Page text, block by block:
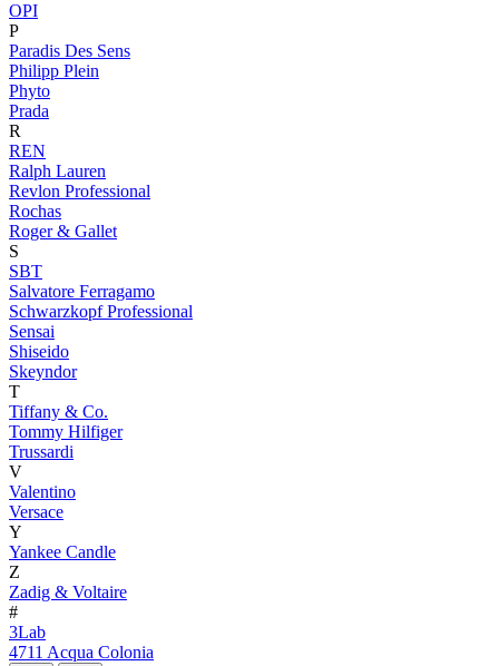
OPI
P
Paradis Des Sens
Philipp Plein
Phyto
Prada
R
REN
Ralph Lauren
Revlon Professional
Rochas
Roger & Gallet
S
SBT
Salvatore Ferragamo
Schwarzkopf Professional
Sensai
Shiseido
Skeyndor
T
Tiffany & Co.
Tommy Hilfiger
Trussardi
V
Valentino
Versace
Y
Yankee Candle
Z
Zadig & Voltaire
#
3Lab
4711 Acqua Colonia